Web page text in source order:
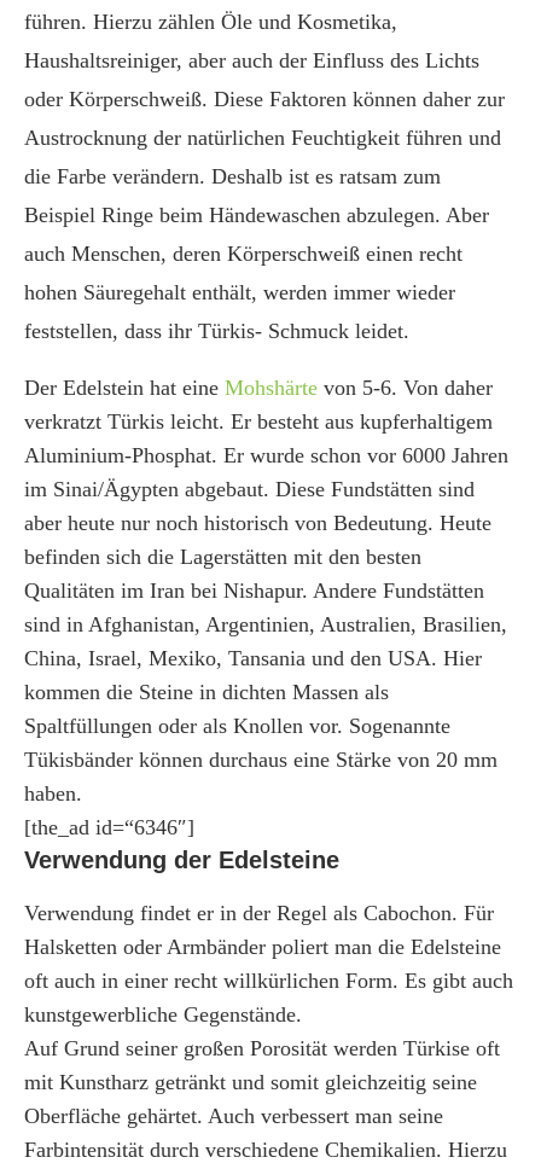
führen. Hierzu zählen Öle und Kosmetika,
Haushaltsreiniger, aber auch der Einfluss des Lichts
oder Körperschweiß. Diese Faktoren können daher zur
Austrocknung der natürlichen Feuchtigkeit führen und
die Farbe verändern. Deshalb ist es ratsam zum
Beispiel Ringe beim Händewaschen abzulegen. Aber
auch Menschen, deren Körperschweiß einen recht
hohen Säuregehalt enthält, werden immer wieder
feststellen, dass ihr Türkis- Schmuck leidet.
Der Edelstein hat eine Mohshärte von 5-6. Von daher
verkratzt Türkis leicht. Er besteht aus kupferhaltigem
Aluminium-Phosphat. Er wurde schon vor 6000 Jahren
im Sinai/Ägypten abgebaut. Diese Fundstätten sind
aber heute nur noch historisch von Bedeutung. Heute
befinden sich die Lagerstätten mit den besten
Qualitäten im Iran bei Nishapur. Andere Fundstätten
sind in Afghanistan, Argentinien, Australien, Brasilien,
China, Israel, Mexiko, Tansania und den USA. Hier
kommen die Steine in dichten Massen als
Spaltfüllungen oder als Knollen vor. Sogenannte
Tükisbänder können durchaus eine Stärke von 20 mm
haben.
[the_ad id=“6346″]
Verwendung der Edelsteine
Verwendung findet er in der Regel als Cabochon. Für
Halsketten oder Armbänder poliert man die Edelsteine
oft auch in einer recht willkürlichen Form. Es gibt auch
kunstgewerbliche Gegenstände.
Auf Grund seiner großen Porosität werden Türkise oft
mit Kunstharz getränkt und somit gleichzeitig seine
Oberfläche gehärtet. Auch verbessert man seine
Farbintensität durch verschiedene Chemikalien. Hierzu